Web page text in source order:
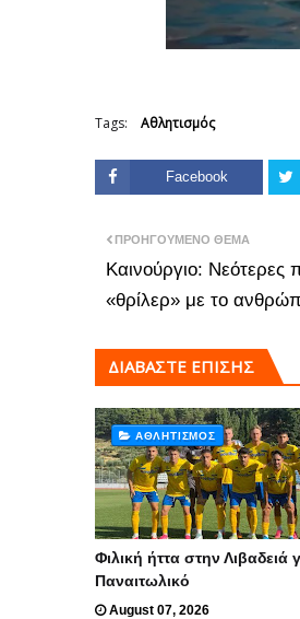
Tags: Αθλητισμός
Facebook
ΠΡΟΗΓΟΎΜΕΝΟ ΘΈΜΑ
Καινούργιο: Νεότερες
«θρίλερ» με το
ΔΙΑΒΑΣΤΕ ΕΠΙΣΗΣ
ΑΘΛΗΤΙΣΜΌΣ
Φιλική ήττα στην Λιβαδειά
Παναιτωλικό
August 07, 2026